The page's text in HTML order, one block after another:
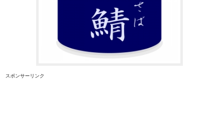
スポンサーリンク